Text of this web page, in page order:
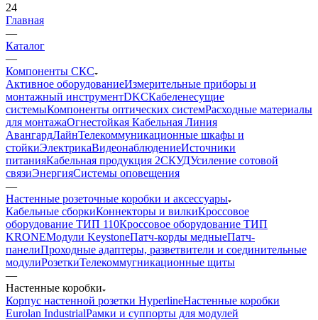
24
Главная
—
Каталог
—
Компоненты СКС
Активное оборудованиеИзмерительные приборы и
монтажный инструментDKCКабеленесущие
системыКомпоненты оптических системРасходные материалы
для монтажаОгнестойкая Кабельная Линия
АвангардЛайнТелекоммуникационные шкафы и
стойкиЭлектрикаВидеонаблюдениеИсточники
питанияКабельная продукция 2СКУДУсиление сотовой
связиЭнергияСистемы оповещения
—
Настенные розеточные коробки и аксессуары
Кабельные сборкиКоннекторы и вилкиКроссовое
оборудование ТИП 110Кроссовое оборудование ТИП
KRONEМодули KeystoneПатч-корды медныеПатч-
панелиПроходные адаптеры, разветвители и соединительные
модулиРозеткиТелекоммугникационные щиты
—
Настенные коробки
Корпус настенной розетки HyperlineНастенные коробки
Eurolan IndustrialРамки и суппорты для модулей